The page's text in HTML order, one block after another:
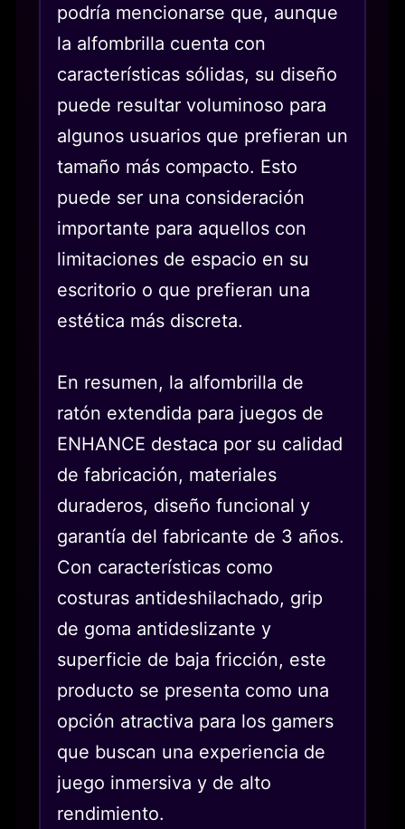
podría mencionarse que, aunque
la alfombrilla cuenta con
características sólidas, su diseño
puede resultar voluminoso para
algunos usuarios que prefieran un
tamaño más compacto. Esto
puede ser una consideración
importante para aquellos con
limitaciones de espacio en su
escritorio o que prefieran una
estética más discreta.
En resumen, la alfombrilla de
ratón extendida para juegos de
ENHANCE destaca por su calidad
de fabricación, materiales
duraderos, diseño funcional y
garantía del fabricante de 3 años.
Con características como
costuras antideshilachado, grip
de goma antideslizante y
superficie de baja fricción, este
producto se presenta como una
opción atractiva para los gamers
que buscan una experiencia de
juego inmersiva y de alto
rendimiento.